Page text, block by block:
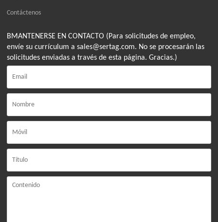
Contáctenos
BMANTENERSE EN CONTACTO (Para solicitudes de empleo,
envíe su currículum a sales@sertag.com. No se procesarán las
solicitudes enviadas a través de esta página. Gracias.)